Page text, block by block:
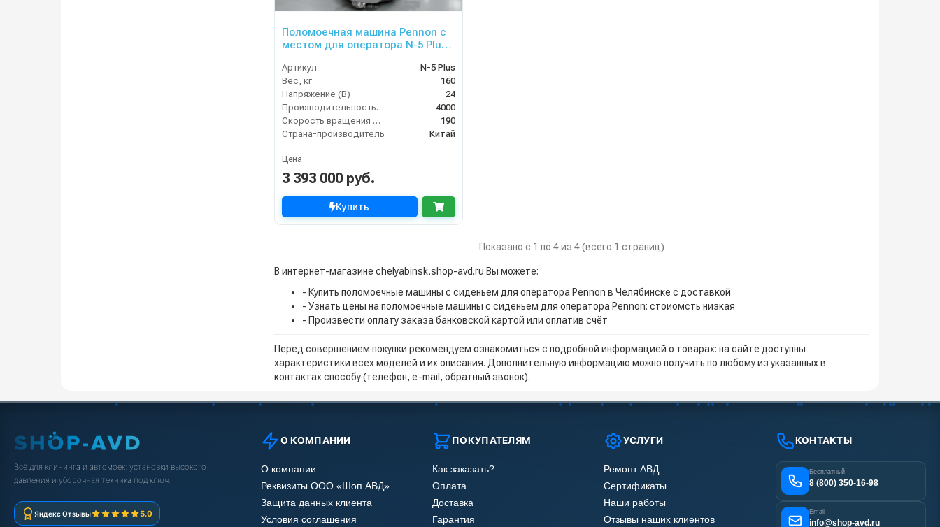
Поломоечная машина Pennon с
местом для оператора N-5 Plus
Артикул
N-5 Plus
Вес, кг
160
Напряжение (В)
24
Производительность по площади (м2/ч)
4000
Скорость вращения щётки (об/мин)
190
Страна-производитель
Китай
Цена
3 393 000 руб.
Купить
Показано с 1 по 4 из 4 (всего 1 страниц)
В интернет-магазине chelyabinsk.shop-avd.ru Вы можете:
- Купить поломоечные машины с сиденьем для оператора Pennon в Челябинске с доставкой
- Узнать цены на поломоечные машины с сиденьем для оператора Pennon: стоиомсть низкая
- Произвести оплату заказа банковской картой или оплатив счёт
Перед совершением покупки рекомендуем ознакомиться с подробной информацией о товарах: на сайте доступны
характеристики всех моделей и их описания. Дополнительную информацию можно получить по любому из указанных в
контактах способу (телефон, e-mail, обратный звонок).
Всё для клининга и автомоек: установки высокого
давления и уборочная техника под ключ.
Яндекс Отзывы 5.0
О КОМПАНИИ
О компании
Реквизиты ООО «Шоп АВД»
Защита данных клиента
Условия соглашения
ПОКУПАТЕЛЯМ
Как заказать?
Оплата
Доставка
Гарантия
УСЛУГИ
Ремонт АВД
Сертификаты
Наши работы
Отзывы наших клиентов
КОНТАКТЫ
Бесплатный
8 (800) 350-16-98
Email
info@shop-avd.ru